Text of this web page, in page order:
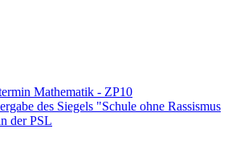
Mathematik - ZP10
des Siegels "Schule ohne Rassismus
der PSL